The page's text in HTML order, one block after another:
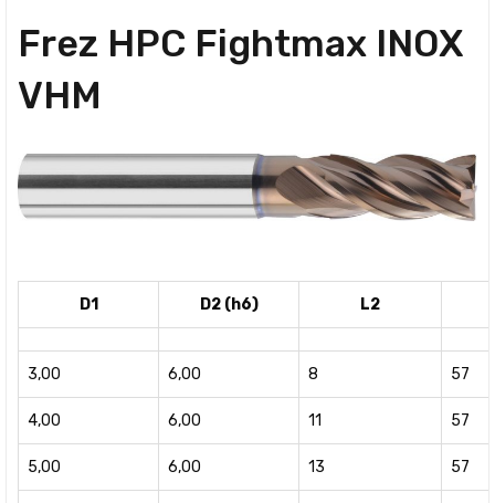
Frez HPC Fightmax INOX
VHM
D1 D2 (h6) L2
3,00 6,00 8 57
4,00 6,00 11 57
5,00 6,00 13 57